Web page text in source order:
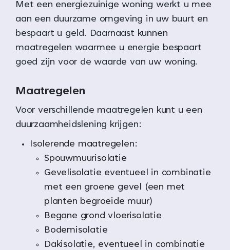
Met een energiezuinige woning werkt u mee
aan een duurzame omgeving in uw buurt en
bespaart u geld. Daarnaast kunnen
maatregelen waarmee u energie bespaart
goed zijn voor de waarde van uw woning.
Maatregelen
Voor verschillende maatregelen kunt u een
duurzaamheidslening krijgen:
Isolerende maatregelen:
Spouwmuurisolatie
Gevelisolatie eventueel in combinatie
met een groene gevel (een met
planten begroeide muur)
Begane grond vloerisolatie
Bodemisolatie
Dakisolatie, eventueel in combinatie